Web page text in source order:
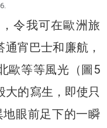
令我可在歐洲旅
宵巴士和廉航，
歐等等風光（圖5
大的寫生，即使只
眼前足下的一瞬